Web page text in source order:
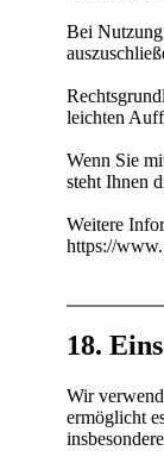
Bei
leichten
Wenn Sie
steht Ihnen
Weitere
https:/­/­
18.
Wir
ermöglicht